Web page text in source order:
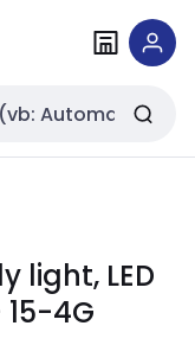
light, LED
4G